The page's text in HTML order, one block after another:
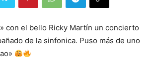
con el bello Ricky Martín un concierto
de la sinfonica. Puso más de uno